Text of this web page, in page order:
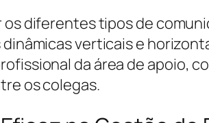
diferentes tipos de
verticais e
da área de apoio,
os colegas.